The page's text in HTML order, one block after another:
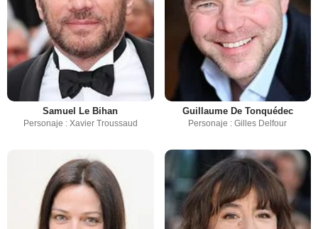
Samuel Le Bihan
Personaje : Xavier Troussaud
Guillaume De Tonquédec
Personaje : Gilles Delfour